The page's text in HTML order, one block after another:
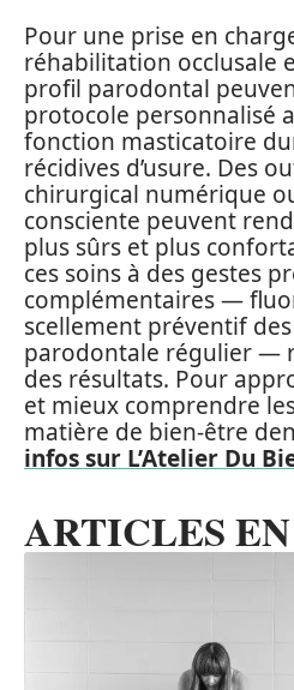
Pour une prise en
réhabilitation occlusale
profil parodontal
protocole personnalisé
fonction masticatoire
récidives d’usure. Des
chirurgical numérique
consciente peuvent
plus sûrs et plus
ces soins à des gestes
complémentaires —
scellement préventif
parodontale régulier —
des résultats. Pour
et mieux comprendre
matière de bien‑être
infos sur L’Atelier Du
ARTICLES